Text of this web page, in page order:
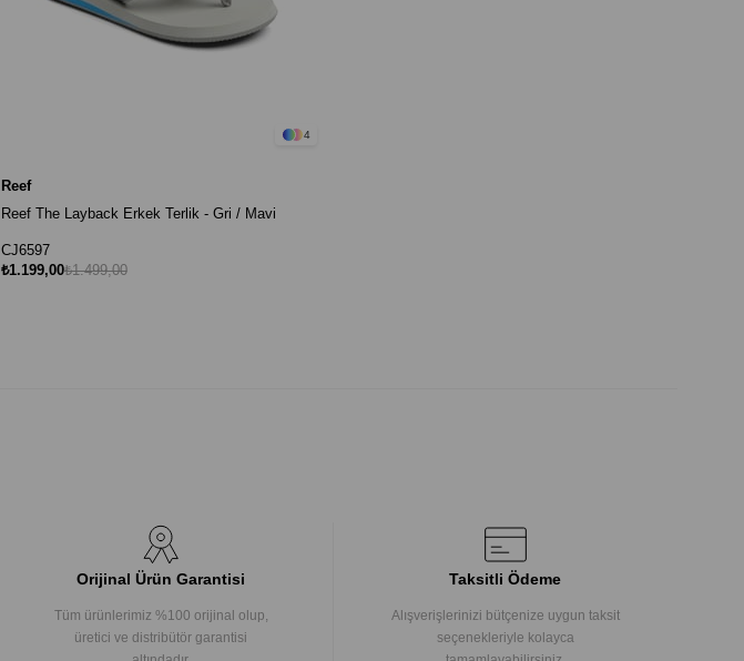
4
Reef
Reef The Layback Erkek Terlik - Gri / Mavi
CJ6597
₺1.199,00₺1.499,00
Orijinal Ürün Garantisi
Tüm ürünlerimiz %100 orijinal olup,
üretici ve distribütör garantisi
Taksitli Ödeme
Alışverişlerinizi bütçenize uygun taksit
seçenekleriyle kolayca